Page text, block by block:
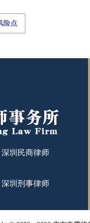
险点
深圳民商律师
深圳刑事律师